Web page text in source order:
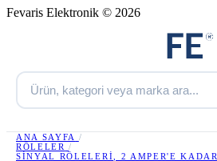
Fevaris Elektronik © 2026
ANA SAYFA /
RÖLELER
/
SINYAL RÖLELERI, 2 AMPER'E KADAR